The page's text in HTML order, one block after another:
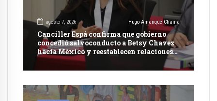
agosto 7, 2026 Hugo Amanque Chaiña
Canciller Espá confirma que gobierno
concedió salvoconducto a Betsy Chavez
hacia México y reestablecen relaciones
con dicho país